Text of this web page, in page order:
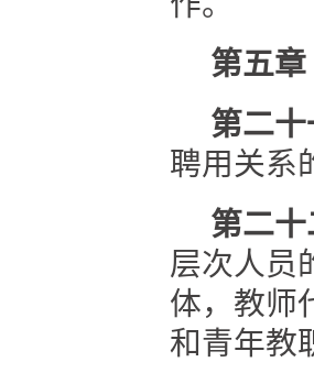
第五章
第二
聘用关系
第二
层次人员
体，教师
和青年教